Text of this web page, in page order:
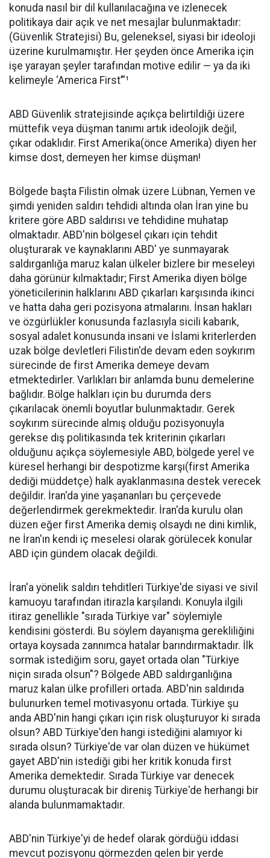
konuda nasıl bir dil kullanılacağına ve izlenecek
politikaya dair açık ve net mesajlar bulunmaktadır:
(Güvenlik Stratejisi) Bu, geleneksel, siyasi bir ideoloji
üzerine kurulmamıştır. Her şeyden önce Amerika için
işe yarayan şeyler tarafından motive edilir — ya da iki
kelimeyle ‘America First’”¹
ABD Güvenlik stratejisinde açıkça belirtildiği üzere
müttefik veya düşman tanımı artık ideolojik değil,
çıkar odaklıdır. First Amerika(önce Amerika) diyen her
kimse dost, demeyen her kimse düşman!
Bölgede başta Filistin olmak üzere Lübnan, Yemen ve
şimdi yeniden saldırı tehdidi altında olan İran yine bu
kritere göre ABD saldırısı ve tehdidine muhatap
olmaktadır. ABD'nin bölgesel çıkarı için tehdit
oluşturarak ve kaynaklarını ABD' ye sunmayarak
saldırganlığa maruz kalan ülkeler bizlere bir meseleyi
daha görünür kılmaktadır; First Amerika diyen bölge
yöneticilerinin halklarını ABD çıkarları karşısında ikinci
ve hatta daha geri pozisyona atmalarını. İnsan hakları
ve özgürlükler konusunda fazlasıyla sicili kabarık,
sosyal adalet konusunda insani ve İslami kriterlerden
uzak bölge devletleri Filistin'de devam eden soykırım
sürecinde de first Amerika demeye devam
etmektedirler. Varlıkları bir anlamda bunu demelerine
bağlıdır. Bölge halkları için bu durumda ders
çıkarılacak önemli boyutlar bulunmaktadır. Gerek
soykırım sürecinde almış olduğu pozisyonuyla
gerekse dış politikasında tek kriterinin çıkarları
olduğunu açıkça söylemesiyle ABD, bölgede yerel ve
küresel herhangi bir despotizme karşı(first Amerika
dediği müddetçe) halk ayaklanmasına destek verecek
değildir. İran'da yine yaşananları bu çerçevede
değerlendirmek gerekmektedir. İran'da kurulu olan
düzen eğer first Amerika demiş olsaydı ne dini kimlik,
ne İran'ın kendi iç meselesi olarak görülecek konular
ABD için gündem olacak değildi.
İran'a yönelik saldırı tehditleri Türkiye'de siyasi ve sivil
kamuoyu tarafından itirazla karşılandı. Konuyla ilgili
itiraz genellikle "sırada Türkiye var" söylemiyle
kendisini gösterdi. Bu söylem dayanışma gerekliliğini
ortaya koysada zannımca hatalar barındırmaktadır. İlk
sormak istediğim soru, gayet ortada olan "Türkiye
niçin sırada olsun"? Bölgede ABD saldırganlığına
maruz kalan ülke profilleri ortada. ABD'nin saldırıda
bulunurken temel motivasyonu ortada. Türkiye şu
anda ABD'nin hangi çıkarı için risk oluşturuyor ki sırada
olsun? ABD Türkiye'den hangi istediğini alamıyor ki
sırada olsun? Türkiye'de var olan düzen ve hükümet
gayet ABD'nin istediği gibi her kritik konuda first
Amerika demektedir. Sırada Türkiye var denecek
durumu oluşturacak bir direniş Türkiye'de herhangi bir
alanda bulunmamaktadır.
ABD'nin Türkiye'yi de hedef olarak gördüğü iddasi
mevcut pozisyonu görmezden gelen bir yerde